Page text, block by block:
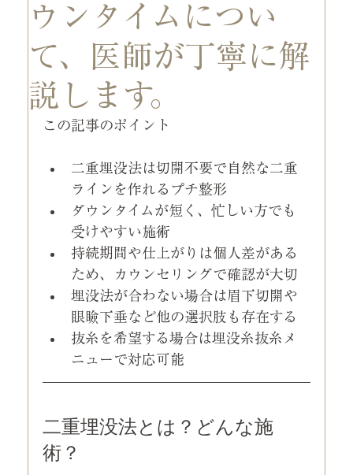
ウンタイムについ
て、医師が丁寧に解
説します。
この記事のポイント
二重埋没法は切開不要で自然な二重
ラインを作れるプチ整形
ダウンタイムが短く、忙しい方でも
受けやすい施術
持続期間や仕上がりは個人差がある
ため、カウンセリングで確認が大切
埋没法が合わない場合は眉下切開や
眼瞼下垂など他の選択肢も存在する
抜糸を希望する場合は埋没糸抜糸メ
ニューで対応可能
二重埋没法とは？どんな施
術？